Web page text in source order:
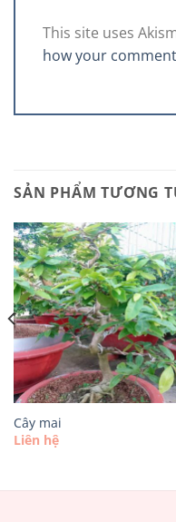
This site uses
how your
SẢN PHẨM TƯƠNG
Cây mai
Liên hệ